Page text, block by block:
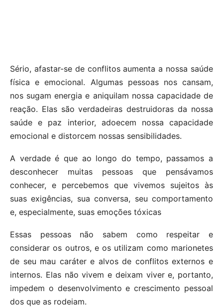
Sério, afastar-se de conflitos aumenta a nossa saúde
física e emocional. Algumas pessoas nos cansam,
nos sugam energia e aniquilam nossa capacidade de
reação. Elas são verdadeiras destruidoras da nossa
saúde e paz interior, adoecem nossa capacidade
emocional e distorcem nossas sensibilidades.
A verdade é que ao longo do tempo, passamos a
desconhecer muitas pessoas que pensávamos
conhecer, e percebemos que vivemos sujeitos às
suas exigências, sua conversa, seu comportamento
e, especialmente, suas emoções tóxicas
Essas pessoas não sabem como respeitar e
considerar os outros, e os utilizam como marionetes
de seu mau caráter e alvos de conflitos externos e
internos. Elas não vivem e deixam viver e, portanto,
impedem o desenvolvimento e crescimento pessoal
dos que as rodeiam.